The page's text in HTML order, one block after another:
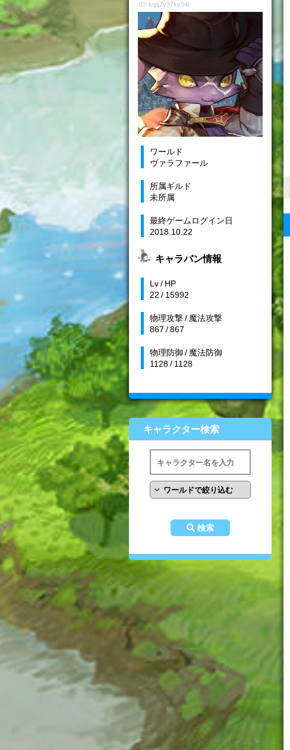
ID: kqq2y37kv94i
ワールド
ヴァラファール
所属ギルド
未所属
最終ゲームログイン日
2018.10.22
キャラバン情報
Lv / HP
22 / 15992
物理攻撃 / 魔法攻撃
867 / 867
物理防御 / 魔法防御
1128 / 1128
キャラクター検索
検索